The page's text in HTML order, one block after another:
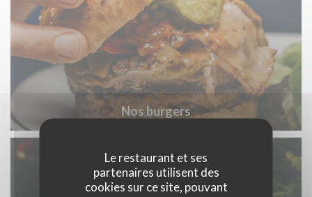
Le restaurant et ses
partenaires utilisent des
cookies sur ce site, pouvant
Nos burgers